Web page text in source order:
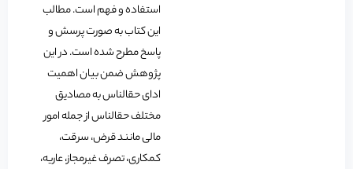
استفاده و فهم است. مطالب
این کتاب به صورت پرسش و
پاسخ مطرح شده است. در این
پژوهش ضمن بیان اهمیت
ادای حق‏الناس به مصادیق
مختلف حق‏الناس از جمله امور
مالی مانند قرض، سرقت،
کم‏کاری، تصرف غیرمجاز، عاریه،